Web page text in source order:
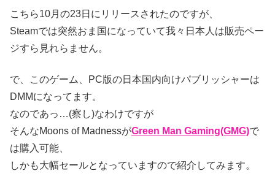
こちら10月の23日にリリースされたのですが、
Steamでは突然おま国になっていて我々日本人は販売ペー
ジすら見れらません。
で、このゲーム、PC版の日本国内向けパブリッシャーは
DMMになってます。
なのであっ…(察し)なわけですが
そんなMoons of MadnessがGreen Man Gaming(GMG)で
は購入可能、
しかも大幅セールとなっていますので紹介してみます。